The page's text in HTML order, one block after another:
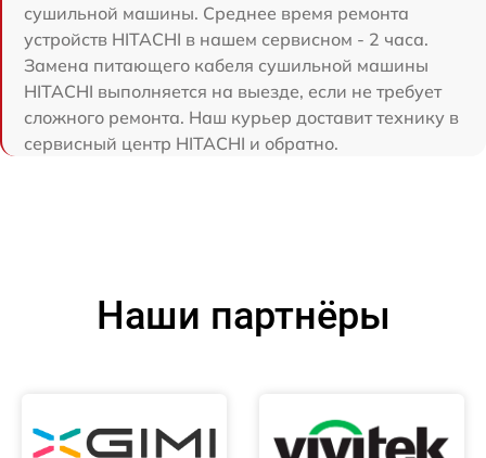
сушильной машины. Среднее время ремонта
устройств HITACHI в нашем сервисном - 2 часа.
Замена питающего кабеля сушильной машины
HITACHI выполняется на выезде, если не требует
сложного ремонта. Наш курьер доставит технику в
сервисный центр HITACHI и обратно.
Наши партнёры